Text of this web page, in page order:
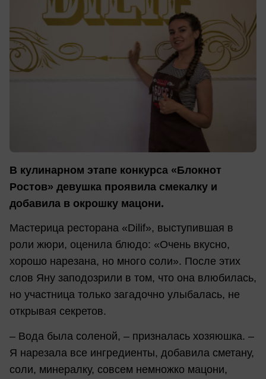
В кулинарном этапе конкурса «Блокнот
Ростов» девушка проявила смекалку и
добавила в окрошку мацони.
Мастерица ресторана «Dilif», выступившая в
роли жюри, оценила блюдо: «Очень вкусно,
хорошо нарезана, но много соли». После этих
слов Яну заподозрили в том, что она влюбилась,
но участница только загадочно улыбалась, не
открывая секретов.
– Вода была соленой, – призналась хозяюшка. –
Я нарезала все ингредиенты, добавила сметану,
соли, минералку, совсем немножко мацони,